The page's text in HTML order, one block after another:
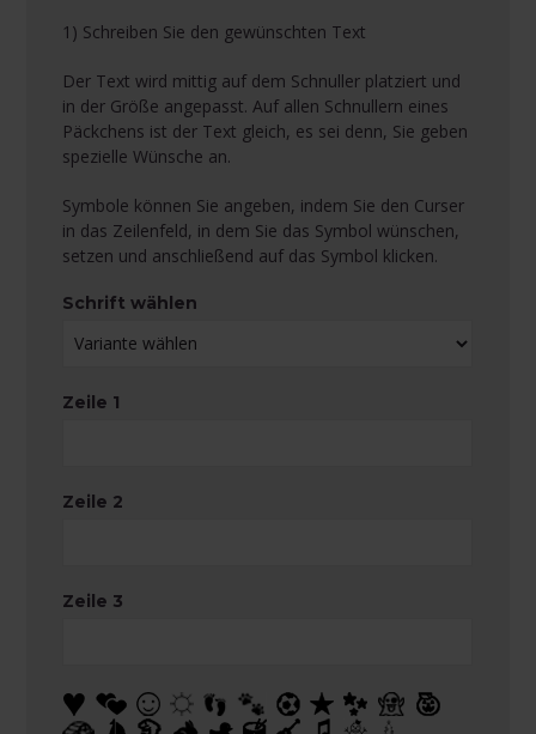
1) Schreiben Sie den gewünschten Text
Der Text wird mittig auf dem Schnuller platziert und
in der Größe angepasst. Auf allen Schnullern eines
Päckchens ist der Text gleich, es sei denn, Sie geben
spezielle Wünsche an.
Symbole können Sie angeben, indem Sie den Curser
in das Zeilenfeld, in dem Sie das Symbol wünschen,
setzen und anschließend auf das Symbol klicken.
Schrift wählen
Zeile 1
Zeile 2
Zeile 3